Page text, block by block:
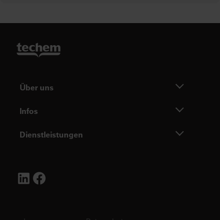
Über uns
Infos
Dienstleistungen